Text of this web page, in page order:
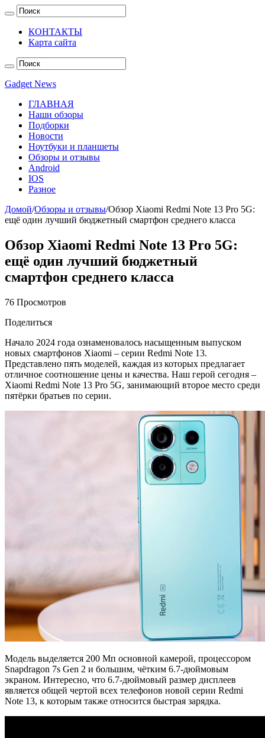
КОНТАКТЫ
Карта сайта
Gadget News
ГЛАВНАЯ
Наши обзоры
Подборки
Новости
Ноутбуки и планшеты
Обзоры и отзывы
Android
IOS
Разное
Домой/Обзоры и отзывы/Обзор Xiaomi Redmi Note 13 Pro 5G:
ещё один лучший бюджетный смартфон среднего класса
Обзор Xiaomi Redmi Note 13 Pro 5G:
ещё один лучший бюджетный
смартфон среднего класса
76 Просмотров
Поделиться
Начало 2024 года ознаменовалось насыщенным выпуском
новых смартфонов Xiaomi – серии Redmi Note 13.
Представлено пять моделей, каждая из которых предлагает
отличное соотношение цены и качества. Наш герой сегодня –
Xiaomi Redmi Note 13 Pro 5G, занимающий второе место среди
пятёрки братьев по серии.
Модель выделяется 200 Мп основной камерой, процессором
Snapdragon 7s Gen 2 и большим, чётким 6.7-дюймовым
экраном. Интересно, что 6.7-дюймовый размер дисплеев
является общей чертой всех телефонов новой серии Redmi
Note 13, к которым также относится быстрая зарядка.